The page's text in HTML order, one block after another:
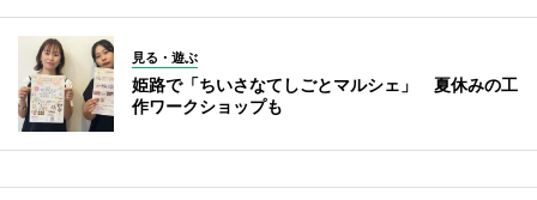
見る・遊ぶ
姫路で「ちいさなてしごとマルシェ」 夏休みの工
作ワークショップも